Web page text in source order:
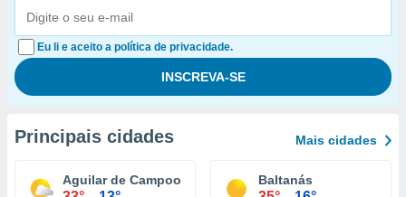
Eu li e aceito a política de privacidade.
Principais cidades Mais cidades
Aguilar de Campoo Baltanás